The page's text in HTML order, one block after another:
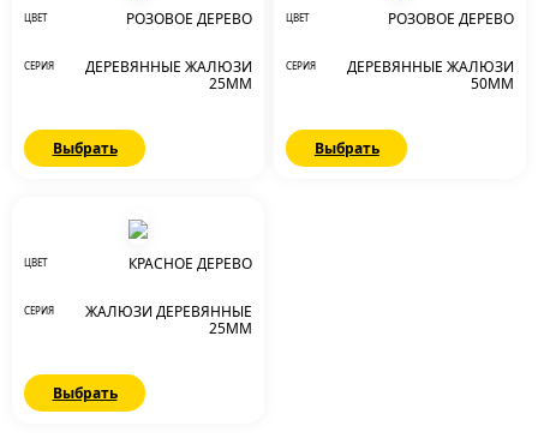
ЦВЕТ РОЗОВОЕ ДЕРЕВО
СЕРИЯ
ДЕРЕВЯННЫЕ ЖАЛЮЗИ
25ММ
Выбрать
ЦВЕТ РОЗОВОЕ ДЕРЕВО
СЕРИЯ
ДЕРЕВЯННЫЕ ЖАЛЮЗИ
50ММ
Выбрать
ЦВЕТ КРАСНОЕ ДЕРЕВО
СЕРИЯ
ЖАЛЮЗИ ДЕРЕВЯННЫЕ
25ММ
Выбрать